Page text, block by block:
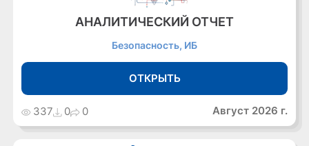
АНАЛИТИЧЕСКИЙ ОТЧЕТ
Безопасность, ИБ
ОТКРЫТЬ
337 0 0 Август 2026 г.